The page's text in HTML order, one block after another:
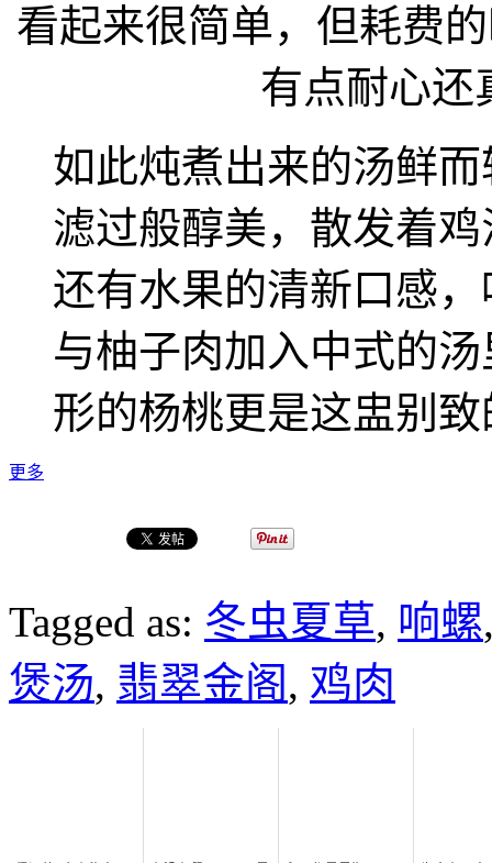
看起来很简单，但耗费
有点耐心还
如此炖煮出来的汤鲜
滤过般醇美，散发着
还有水果的清新口感
与柚子肉加入中式的
形的杨桃更是这盅别
更多
Tagged as: 冬虫夏草, 响螺
煲汤, 翡翠金阁, 鸡肉